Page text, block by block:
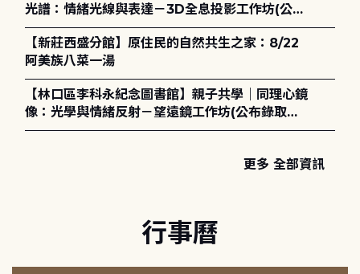
光譜：情緒光線與表達－3D全息投影工作坊(公布
錄取名單)
【新莊西盛分館】原住民的自然共生之家：8/22
阿美族八菜一湯
【林口區李科永紀念圖書館】親子共學｜同理心鏡
像：光學與情緒反射－望遠鏡工作坊(公布錄取名
單)
更多 全部資訊
行事曆